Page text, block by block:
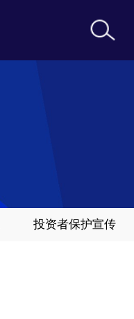
投资者保护宣传